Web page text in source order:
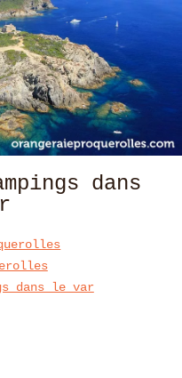
dans
dans le var